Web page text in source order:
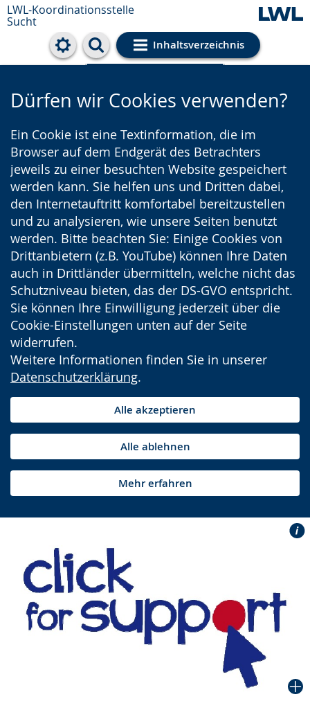
LWL-Koordinationsstelle
Sucht
Inhaltsverzeichnis
Cookie-Einstellungen
Dürfen wir Cookies verwenden?
Ein Cookie ist eine Textinformation, die im
Browser auf dem Endgerät des Betrachters
jeweils zu einer besuchten Website gespeichert
werden kann. Sie helfen uns und Dritten dabei,
den Internetauftritt komfortabel bereitzustellen
und zu analysieren, wie unsere Seiten benutzt
werden. Bitte beachten Sie: Einige Cookies von
Drittanbietern (z.B. YouTube) können Ihre Daten
auch in Drittländer übermitteln, welche nicht das
Schutzniveau bieten, das der DS-GVO entspricht.
Sie können Ihre Einwilligung jederzeit über die
Cookie-Einstellungen unten auf der Seite
widerrufen.
Weitere Informationen finden Sie in unserer
Datenschutzerklärung.
Alle akzeptieren
Alle ablehnen
Mehr erfahren